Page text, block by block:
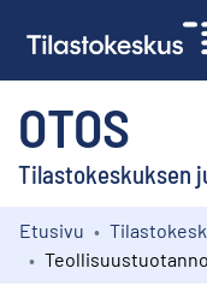
OTOS
Tilastokeskuksen
Kokoelmat
Etusivu